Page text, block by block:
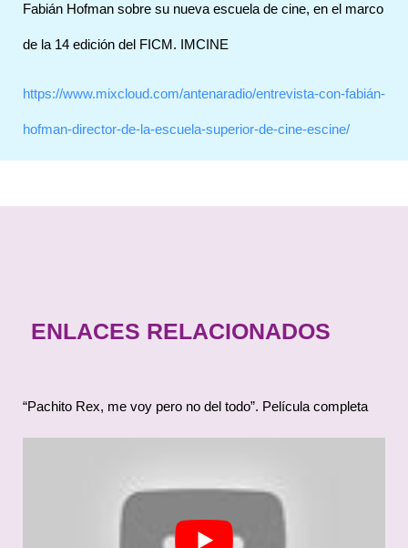
Fabián Hofman sobre su nueva escuela de cine, en el marco
de la 14 edición del FICM. IMCINE
https://www.mixcloud.com/antenaradio/entrevista-con-fabián-
hofman-director-de-la-escuela-superior-de-cine-escine/
ENLACES RELACIONADOS
“Pachito Rex, me voy pero no del todo”. Película completa